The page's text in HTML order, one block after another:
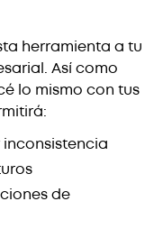
herramienta a tu
Así como
lo mismo con tus
de